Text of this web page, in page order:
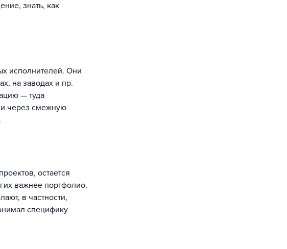
знать, как
исполнителей. Они
на заводах и пр.
— туда
и через смежную
остается
важнее портфолио.
в частности,
специфику